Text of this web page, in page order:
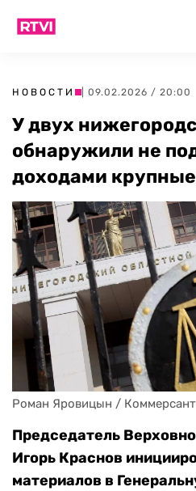
НОВОСТИ | 09.02.2026 / 20:00
У двух
обнаружили не
доходами
Роман Яровицын /
Председатель
Игорь Краснов
материалов в